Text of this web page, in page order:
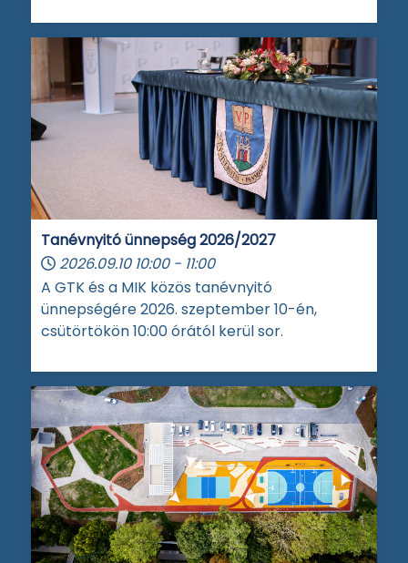
Tanévnyitó ünnepség 2026/2027
2026.09.10 10:00 - 11:00
A GTK és a MIK közös tanévnyitó
ünnepségére 2026. szeptember 10-én,
csütörtökön 10:00 órától kerül sor.